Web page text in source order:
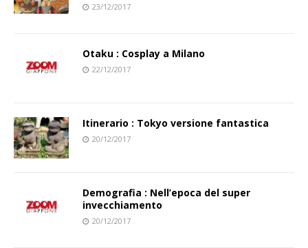
23/12/2017
Otaku : Cosplay a Milano
22/12/2017
Itinerario : Tokyo versione fantastica
20/12/2017
Demografia : Nell’epoca del super
invecchiamento
20/12/2017